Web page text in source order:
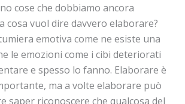
cose che dobbiamo ancora
cosa vuol dire davvero elaborare?
emotiva come ne esiste una
le emozioni come i cibi deteriorati
e spesso lo fanno. Elaborare è
ma a volte elaborare può
saper riconoscere che qualcosa del